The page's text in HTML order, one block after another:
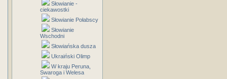
Słowianie -
ciekawostki
Słowianie Połabscy
Słowianie
Wschodni
Słowiańska dusza
Ukraiński Olimp
W kraju Peruna,
Swaroga i Welesa